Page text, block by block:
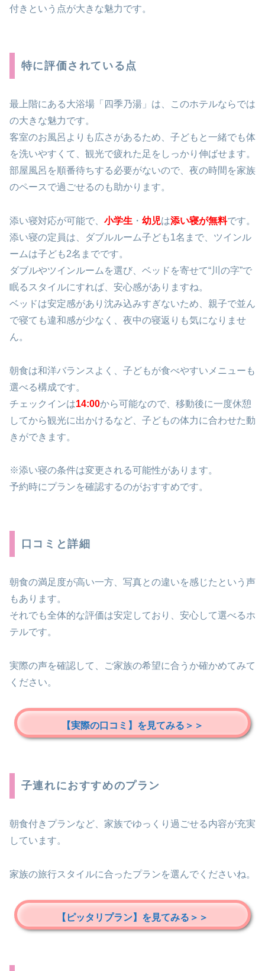
付きという点が大きな魅力です。
特に評価されている点
最上階にある大浴場「四季乃湯」は、このホテルならでは
の大きな魅力です。
客室のお風呂よりも広さがあるため、子どもと一緒でも体
を洗いやすくて、観光で疲れた足をしっかり伸ばせます。
部屋風呂を順番待ちする必要がないので、夜の時間を家族
のペースで過ごせるのも助かります。
添い寝対応が可能で、 小学生 ・ 幼児は添い寝が無料です。
添い寝の定員は、ダブルルーム子ども1名まで、ツインル
ームは子ども2名までです。
ダブルやツインルームを選び、ベッドを寄せて“川の字”で
眠るスタイルにすれば、安心感がありますね。
ベッドは安定感があり沈み込みすぎないため、親子で並ん
で寝ても違和感が少なく、夜中の寝返りも気になりませ
ん。
朝食は和洋バランスよく、子どもが食べやすいメニューも
選べる構成です。
チェックインは14:00から可能なので、移動後に一度休憩
してから観光に出かけるなど、子どもの体力に合わせた動
きができます。
※添い寝の条件は変更される可能性があります。
予約時にプランを確認するのがおすすめです。
口コミと詳細
朝食の満足度が高い一方、写真との違いを感じたという声
もあります。
それでも全体的な評価は安定しており、安心して選べるホ
テルです。
実際の声を確認して、ご家族の希望に合うか確かめてみて
ください。
【実際の口コミ】を見てみる＞＞
子連れにおすすめのプラン
朝食付きプランなど、家族でゆっくり過ごせる内容が充実
しています。
家族の旅行スタイルに合ったプランを選んでくださいね。
【ピッタリプラン】を見てみる＞＞